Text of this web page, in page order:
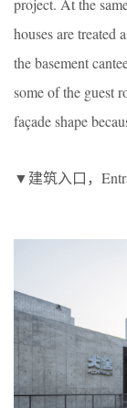
project. At the
houses are treated
the basement
some of the guest
façade shape
▼建筑入口，